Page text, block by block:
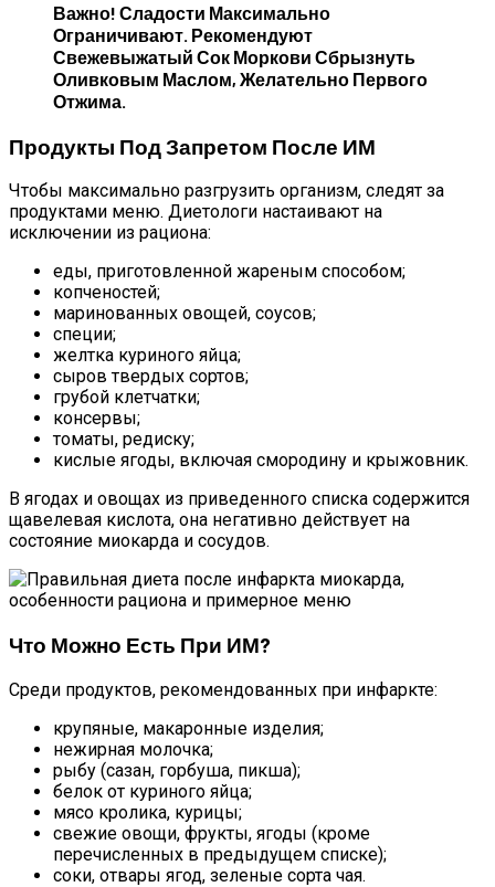
Важно! Сладости Максимально
Ограничивают. Рекомендуют
Свежевыжатый Сок Моркови Сбрызнуть
Оливковым Маслом, Желательно Первого
Отжима.
Продукты Под Запретом После ИМ
Чтобы максимально разгрузить организм, следят за
продуктами меню. Диетологи настаивают на
исключении из рациона:
еды, приготовленной жареным способом;
копченостей;
маринованных овощей, соусов;
специи;
желтка куриного яйца;
сыров твердых сортов;
грубой клетчатки;
консервы;
томаты, редиску;
кислые ягоды, включая смородину и крыжовник.
В ягодах и овощах из приведенного списка содержится
щавелевая кислота, она негативно действует на
состояние миокарда и сосудов.
Что Можно Есть При ИМ?
Среди продуктов, рекомендованных при инфаркте:
крупяные, макаронные изделия;
нежирная молочка;
рыбу (сазан, горбуша, пикша);
белок от куриного яйца;
мясо кролика, курицы;
свежие овощи, фрукты, ягоды (кроме
перечисленных в предыдущем списке);
соки, отвары ягод, зеленые сорта чая.